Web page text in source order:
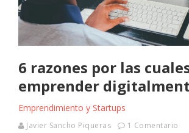
6 razones por las
emprender
Emprendimiento y Startups
Javier Sancho Piqueras 1 Comentario